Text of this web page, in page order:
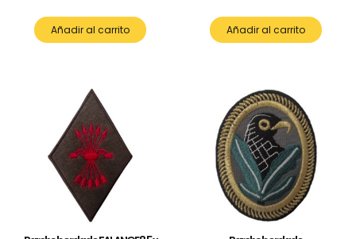
Añadir al carrito Añadir al carrito